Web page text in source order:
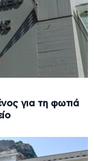
για τη φωτιά